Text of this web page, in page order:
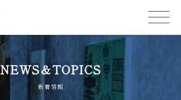
NEWS＆TO P I C S
新 着 情 報